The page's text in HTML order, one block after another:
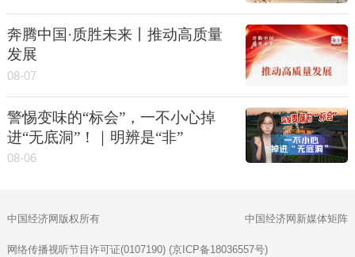
奔腾中国·质胜未来丨推动高质量
发展
08-07
警惕变味的“标会”，一不小心掉
进“无底洞”！｜明辨是“非”
08-06
中国经济网版权所有 中国经济网新媒体矩阵
网络传播视听节目许可证(0107190) (京ICP备18036557号)